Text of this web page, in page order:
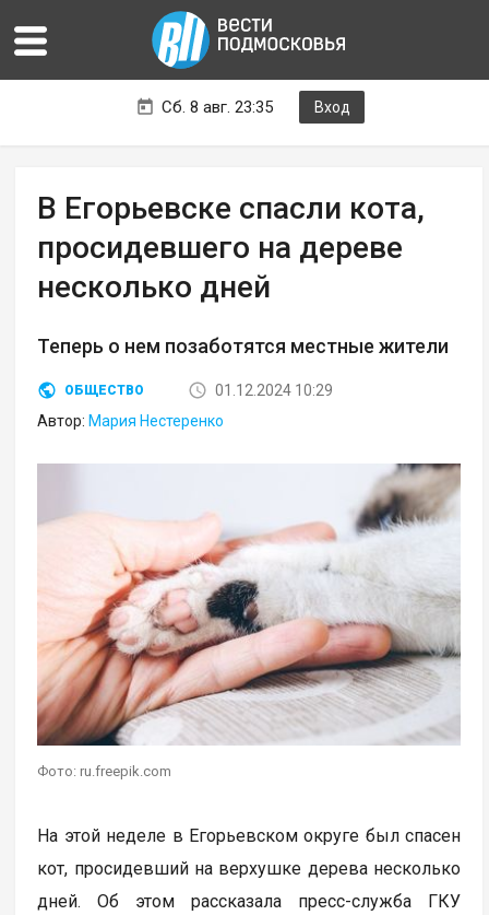
Сб. 8 авг. 23:35 Вход
В Егорьевске спасли кота,
просидевшего на дереве
несколько дней
Теперь о нем позаботятся местные жители
ОБЩЕСТВО
01.12.2024 10:29
Автор: Мария Нестеренко
Фото: ru.freepik.com
На этой неделе в Егорьевском округе был спасен
кот, просидевший на верхушке дерева несколько
дней. Об этом рассказала пресс-служба ГКУ